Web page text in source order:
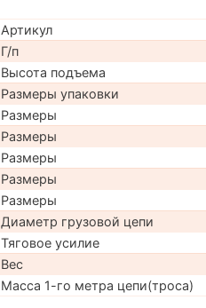
Артикул
Г/п
Высота подъема
Размеры упаковки
Размеры
Размеры
Размеры
Размеры
Размеры
Диаметр грузовой цепи
Тяговое усилие
Вес
Масса 1-го метра цепи(троса)